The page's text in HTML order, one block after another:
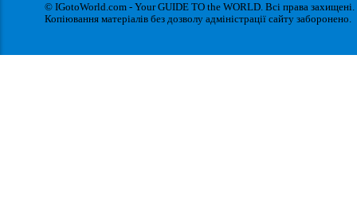
© IGotoWorld.com - Your GUIDE TO the WORLD. Всі права захищені.
Копіювання матеріалів без дозволу адміністрації сайту заборонено.